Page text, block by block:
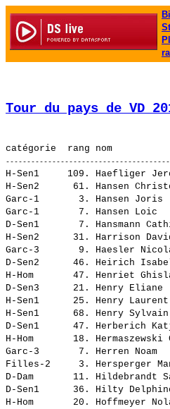
Tour du pays de VD
H-Sen1     109. Haefliger
H-Sen2      61. Hansen
Garc-1       3.
Garc-1       7.
D-Sen1       7.
H-Sen2      31.
Garc-3       9.
D-Sen2      46. Heirich
H-Hom       47. Henriet
D-Sen3      21. Henry
H-Sen1      25. Henry
H-Sen1      68. Henry
D-Sen1      47.
H-Hom       18.
Garc-3       7. Herren
Filles-2     3.
D-Dam       11.
D-Sen1      36. Hilty
H-Hom       20.